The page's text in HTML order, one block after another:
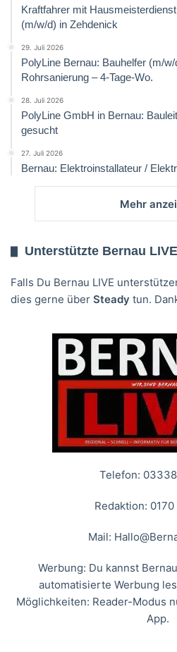
Kraftfahrer mit
(m/w/d) in Zehdenick
29. Juli 2026
PolyLine Bernau: Bauhelfer (m/
Rohrsanierung – 4-Tage-Wo.
28. Juli 2026
PolyLine GmbH in Bernau:
gesucht
27. Juli 2026
Bernau: Elektroinstallateur /
Mehr
Unterstützte Bernau LIVE
Falls Du Bernau LIVE
dies gerne über Steady tun.
Telefon:
Redaktion:
Mail:
Werbung: Du kannst
automatisierte Werbung
Möglichkeiten: Reader-Modus
App.